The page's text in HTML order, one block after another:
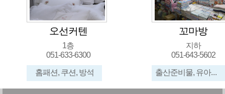
오선커텐
051-633-6300
홈패션, 쿠션, 방석
꼬마방
051-643-5602
출산준비물, 유아이불